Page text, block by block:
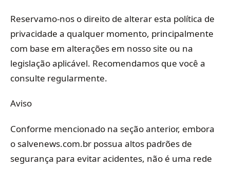
Reservamo-nos o direito de alterar esta política de
privacidade a qualquer momento, principalmente
com base em alterações em nosso site ou na
legislação aplicável. Recomendamos que você a
consulte regularmente.
Aviso
Conforme mencionado na seção anterior, embora
o salvenews.com.br possua altos padrões de
segurança para evitar acidentes, não é uma rede